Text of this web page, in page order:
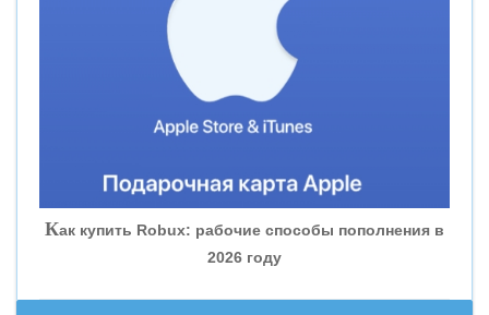
«БАНК ГЛОБЭКС»
«СОВКОМБАНК»
Как купить Robux: рабочие способы пополнения в
2026 году